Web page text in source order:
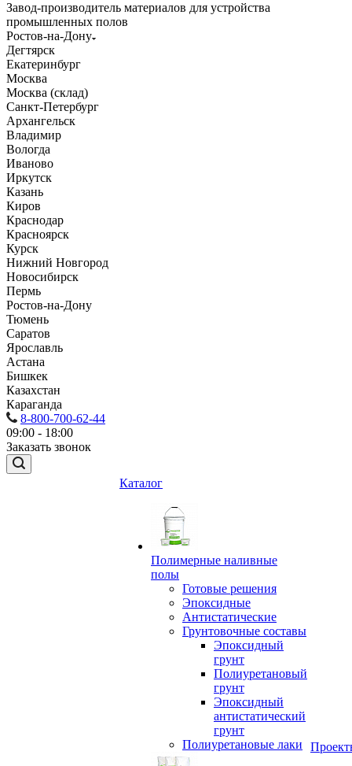
Завод-производитель материалов для устройства
промышленных полов
Ростов-на-Дону
Дегтярск
Екатеринбург
Москва
Москва (склад)
Санкт-Петербург
Архангельск
Владимир
Вологда
Иваново
Иркутск
Казань
Киров
Краснодар
Красноярск
Курск
Нижний Новгород
Новосибирск
Пермь
Ростов-на-Дону
Тюмень
Саратов
Ярославль
Астана
Бишкек
Казахстан
Караганда
8-800-700-62-44
09:00 - 18:00
Заказать звонок
Каталог
Полимерные наливные
полы
Готовые решения
Эпоксидные
Антистатические
Грунтовочные составы
Эпоксидный
грунт
Полиуретановый
грунт
Эпоксидный
антистатический
грунт
Полиуретановые лаки